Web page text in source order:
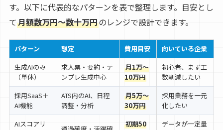
す。以下に代表的なパターンを表で整理します。目安とし
て月額数万円〜数十万円のレンジで設計できます。
パターン 想定 費用目安
向いている企業
生成AIのみ
（単体）
求人票・要約・テ
ンプレ生成中心
月1万〜
10万円
初心者、まず工
数削減したい
採用SaaS＋
AI機能
ATS内のAI、日程
調整・分析
月5万〜
30万円
採用業務を一元
化したい
AIスコアリ
初期50
データが一定量